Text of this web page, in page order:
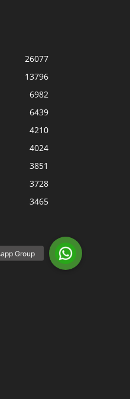
26077
13796
6982
6439
4210
4024
3851
3728
3465